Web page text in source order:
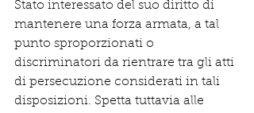
Stato interessato del suo diritto di
mantenere una forza armata, a tal
punto sproporzionati o
discriminatori da rientrare tra gli atti
di persecuzione considerati in tali
disposizioni. Spetta tuttavia alle